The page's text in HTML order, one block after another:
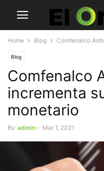
Home Blog Comfenalco
Blog
Comfenalco
incrementa
monetario
By admin - Mar 1, 2021